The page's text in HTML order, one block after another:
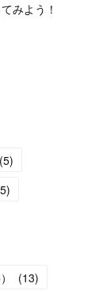
みよう！
(5)
5)
(13)